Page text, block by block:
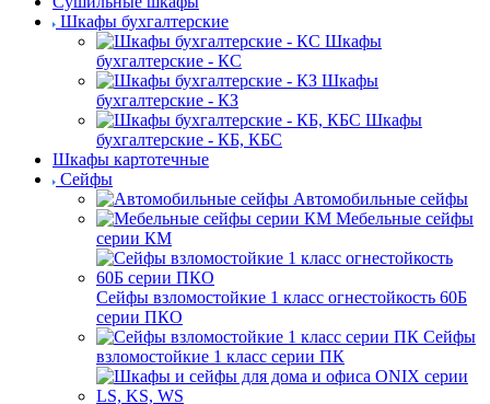
Шкафы бухгалтерские
Шкафы
бухгалтерские - КС
Шкафы
бухгалтерские - КЗ
Шкафы
бухгалтерские - КБ, КБС
Шкафы картотечные
Сейфы
Автомобильные сейфы
Мебельные сейфы
серии КМ
Сейфы взломостойкие 1 класс огнестойкость 60Б
серии ПКО
Сейфы
взломостойкие 1 класс серии ПК